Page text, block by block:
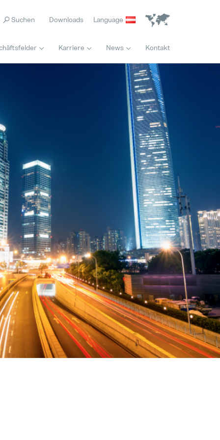
Realisierung
Hervorgehoben
Prototypen
Hervorgehoben
Trainee Programm
Maschinenbediener / Qualitätskontrolle (M/W/D) Wochenendschicht
Vollzeit
Internal Sales Calculation (M/W/D)
Vollzeit
Produktionstechniker (M/W/D) für den Standort Karlstein
Vollzeit
Projektleiter / Project Manager (M/W/D)
Vollzeit
Jede Biene zählt
04. Mai 2026
Es ist nie zu spät für den richtigen Beruf
28. Juli 2026
Pollmann startet Tech-Day-Format
15. Dezember 2025
Pollmann & MAXXOM auf der IAA MOBILITY 2025
27. August 2025
Pollmann zieht erste Bilanz zur Vitis-Verlagerung
21. August 2025
Matthias Haider ist neuer CFO von Pollmann International
24. Juli 2025
Downloads Language
Karriere News Kontakt